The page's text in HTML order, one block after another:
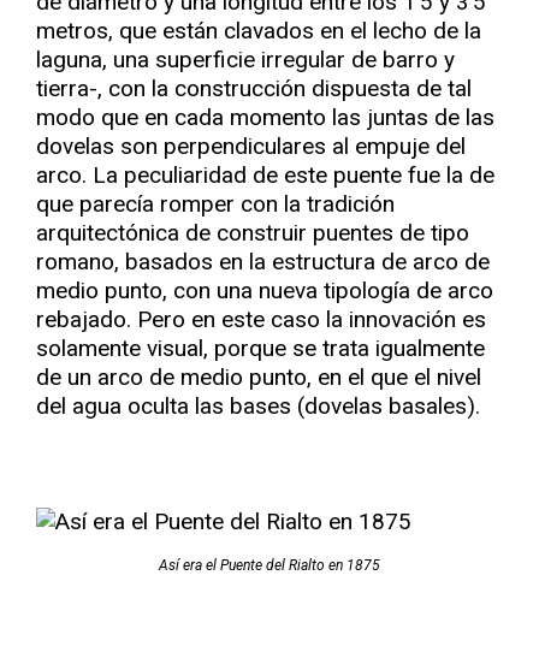
metros, que están clavados en el lecho de la
laguna, una superficie irregular de barro y
tierra-, con la construcción dispuesta de tal
modo que en cada momento las juntas de las
dovelas son perpendiculares al empuje del
arco. La peculiaridad de este puente fue la de
que parecía romper con la tradición
arquitectónica de construir puentes de tipo
romano, basados en la estructura de arco de
medio punto, con una nueva tipología de arco
rebajado. Pero en este caso la innovación es
solamente visual, porque se trata igualmente
de un arco de medio punto, en el que el nivel
del agua oculta las bases (dovelas basales).
Así era el Puente del Rialto en 1875